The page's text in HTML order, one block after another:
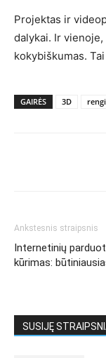
Projektas ir
dalykai. Ir
kokybiškumas.
GAIRĖS 3D
Ankstesnis straipsnis
Internetinių
kūrimas:
SUSIJĘ